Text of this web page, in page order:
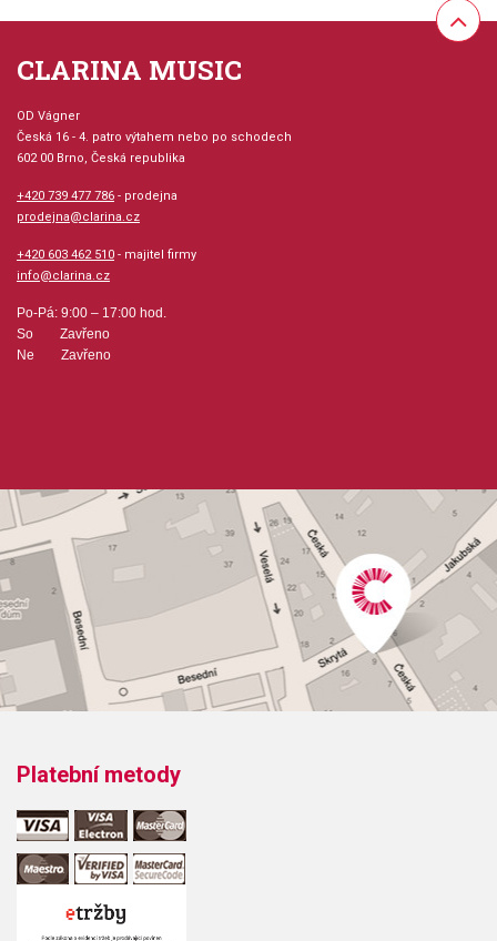
CLARINA MUSIC
OD Vágner
Česká 16 - 4. patro výtahem nebo po schodech
602 00 Brno, Česká republika
+420 739 477 786 - prodejna
prodejna@clarina.cz
+420 603 462 510 - majitel firmy
info@clarina.cz
Po-Pá: 9:00 – 17:00 hod.
So Zavřeno
Ne Zavřeno
Platební metody